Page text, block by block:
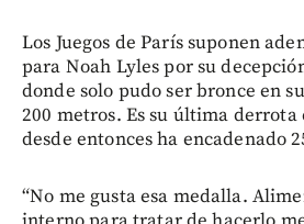
Los Juegos de París suponen
para Noah Lyles por su
donde solo pudo ser bronce en
200 metros. Es su última derrota
desde entonces ha encadenado
“No me gusta esa medalla.